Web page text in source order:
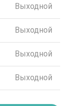
Выходной
Выходной
Выходной
Выходной